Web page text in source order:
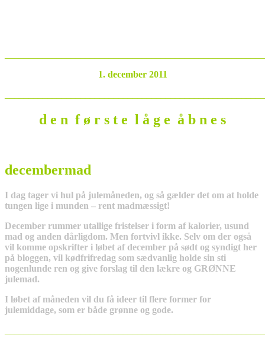
1. december 2011
d e n f ø r s t e l å g e å b n e s
decembermad
I dag tager vi hul på julemåneden, og så gælder det om at holde
tungen lige i munden – rent madmæssigt!
December rummer utallige fristelser i form af kalorier, usund
mad og anden dårligdom. Men fortvivl ikke. Selv om der også
vil komme opskrifter i løbet af december på sødt og syndigt her
på bloggen, vil kødfrifredag som sædvanlig holde sin sti
nogenlunde ren og give forslag til den lækre og GRØNNE
julemad.
I løbet af måneden vil du få ideer til flere former for
julemiddage, som er både grønne og gode.